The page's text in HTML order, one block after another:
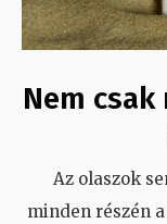
Nem
Az olaszok
minden részén